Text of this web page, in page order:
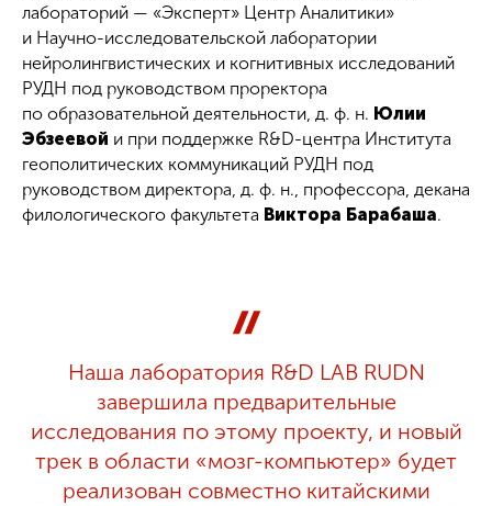
лабораторий — «Эксперт» Центр Аналитики»
и Научно-исследовательской лаборатории
нейролингвистических и когнитивных исследований
РУДН под руководством проректора
по образовательной деятельности, д. ф. н. Юлии
Эбзеевой и при поддержке R&D-центра Института
геополитических коммуникаций РУДН под
руководством директора, д. ф. н., профессора, декана
филологического факультета Виктора Барабаша.
Наша лаборатория R&D LAB RUDN
завершила предварительные
исследования по этому проекту, и новый
трек в области «мозг-компьютер» будет
реализован совместно китайскими